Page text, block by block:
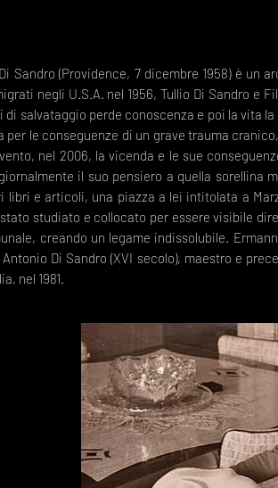
Sandro (Providence, 7 dicembre 1958) è
negli U.S.A. nel 1956, Tullio Di Sandro e
di salvataggio perde conoscenza e poi la vita
per le conseguenze di un grave trauma
nel 2006, la vicenda e le sue
il suo pensiero a quella sorellina
libri e articoli, una piazza a lei intitolata a
studiato e collocato per essere visibile
creando un legame indissolubile.
Di Sandro (XVI secolo), maestro e
nel 1981.